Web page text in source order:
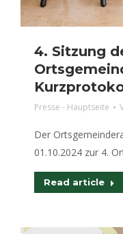
4. Sitzung
Presse - Hauptseite
Der
01.10.2024 zur 4.
Read article